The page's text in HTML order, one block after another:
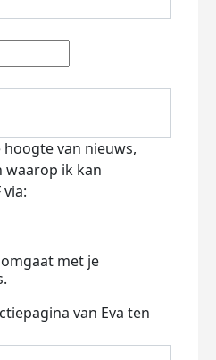
van nieuws,
waarop ik kan
omgaat met je
van Eva ten